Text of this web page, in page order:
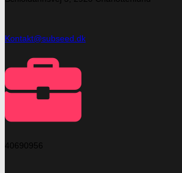
Kontakt@subseed.dk
40690956